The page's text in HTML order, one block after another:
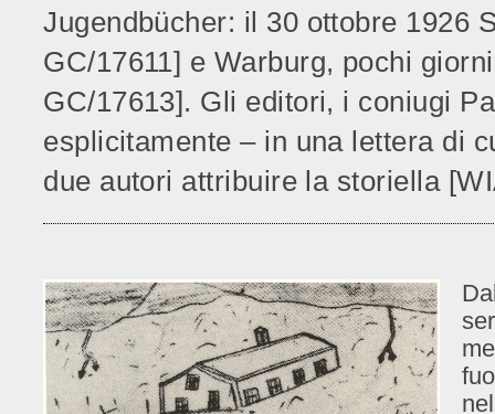
Jugendbücher: il 30 ottobre 1926
GC/17611] e Warburg, pochi
GC/17613]. Gli editori, i coniugi
esplicitamente – in una lettera di
due autori attribuire la storiella